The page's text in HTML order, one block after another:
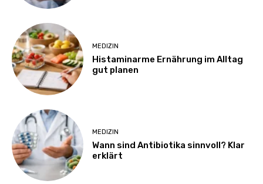
MEDIZIN
Histaminarme Ernährung im Alltag
gut planen
MEDIZIN
Wann sind Antibiotika sinnvoll? Klar
erklärt